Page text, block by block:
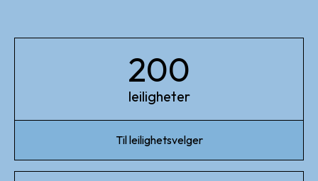
200
leiligheter
Til leilighetsvelger